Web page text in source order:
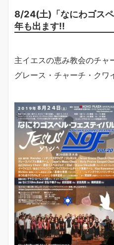
8/24(土)「なにわゴス
年も出ます!!
主イエスの恵み教会のチャ
グレース・チャーチ・クワ